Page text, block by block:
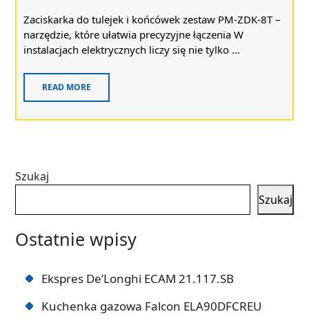
Zaciskarka do tulejek i końcówek zestaw PM-ZDK-8T –
narzędzie, które ułatwia precyzyjne łączenia W
instalacjach elektrycznych liczy się nie tylko ...
READ MORE
Szukaj
Szukaj
Ostatnie wpisy
Ekspres De’Longhi ECAM 21.117.SB
Kuchenka gazowa Falcon ELA90DFCREU